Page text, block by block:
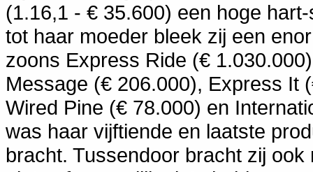
(1.16,1 - € 35.600) een hoge
tot haar moeder bleek zij een
zoons Express Ride (€
Message (€ 206.000), Express It
Wired Pine (€ 78.000) en
was haar vijftiende en laatste
bracht. Tussendoor bracht zij